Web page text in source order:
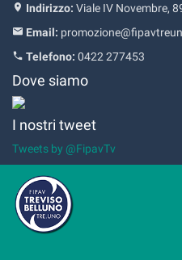
Indirizzo: Viale IV Novembre,
Email:
Telefono: 0422 277453
Dove siamo
I nostri tweet
Tweets by @FipavTv